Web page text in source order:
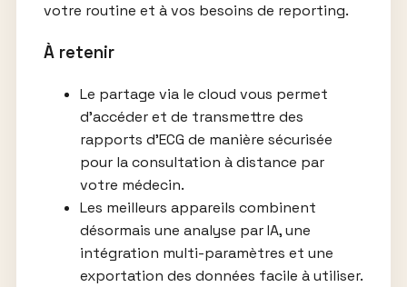
votre routine et à vos besoins de reporting.
À retenir
Le partage via le cloud vous permet
d’accéder et de transmettre des
rapports d’ECG de manière sécurisée
pour la consultation à distance par
votre médecin.
Les meilleurs appareils combinent
désormais une analyse par IA, une
intégration multi-paramètres et une
exportation des données facile à utiliser.